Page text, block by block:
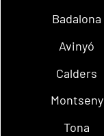
Badalona
Avinyó
Calders
Montseny
Tona